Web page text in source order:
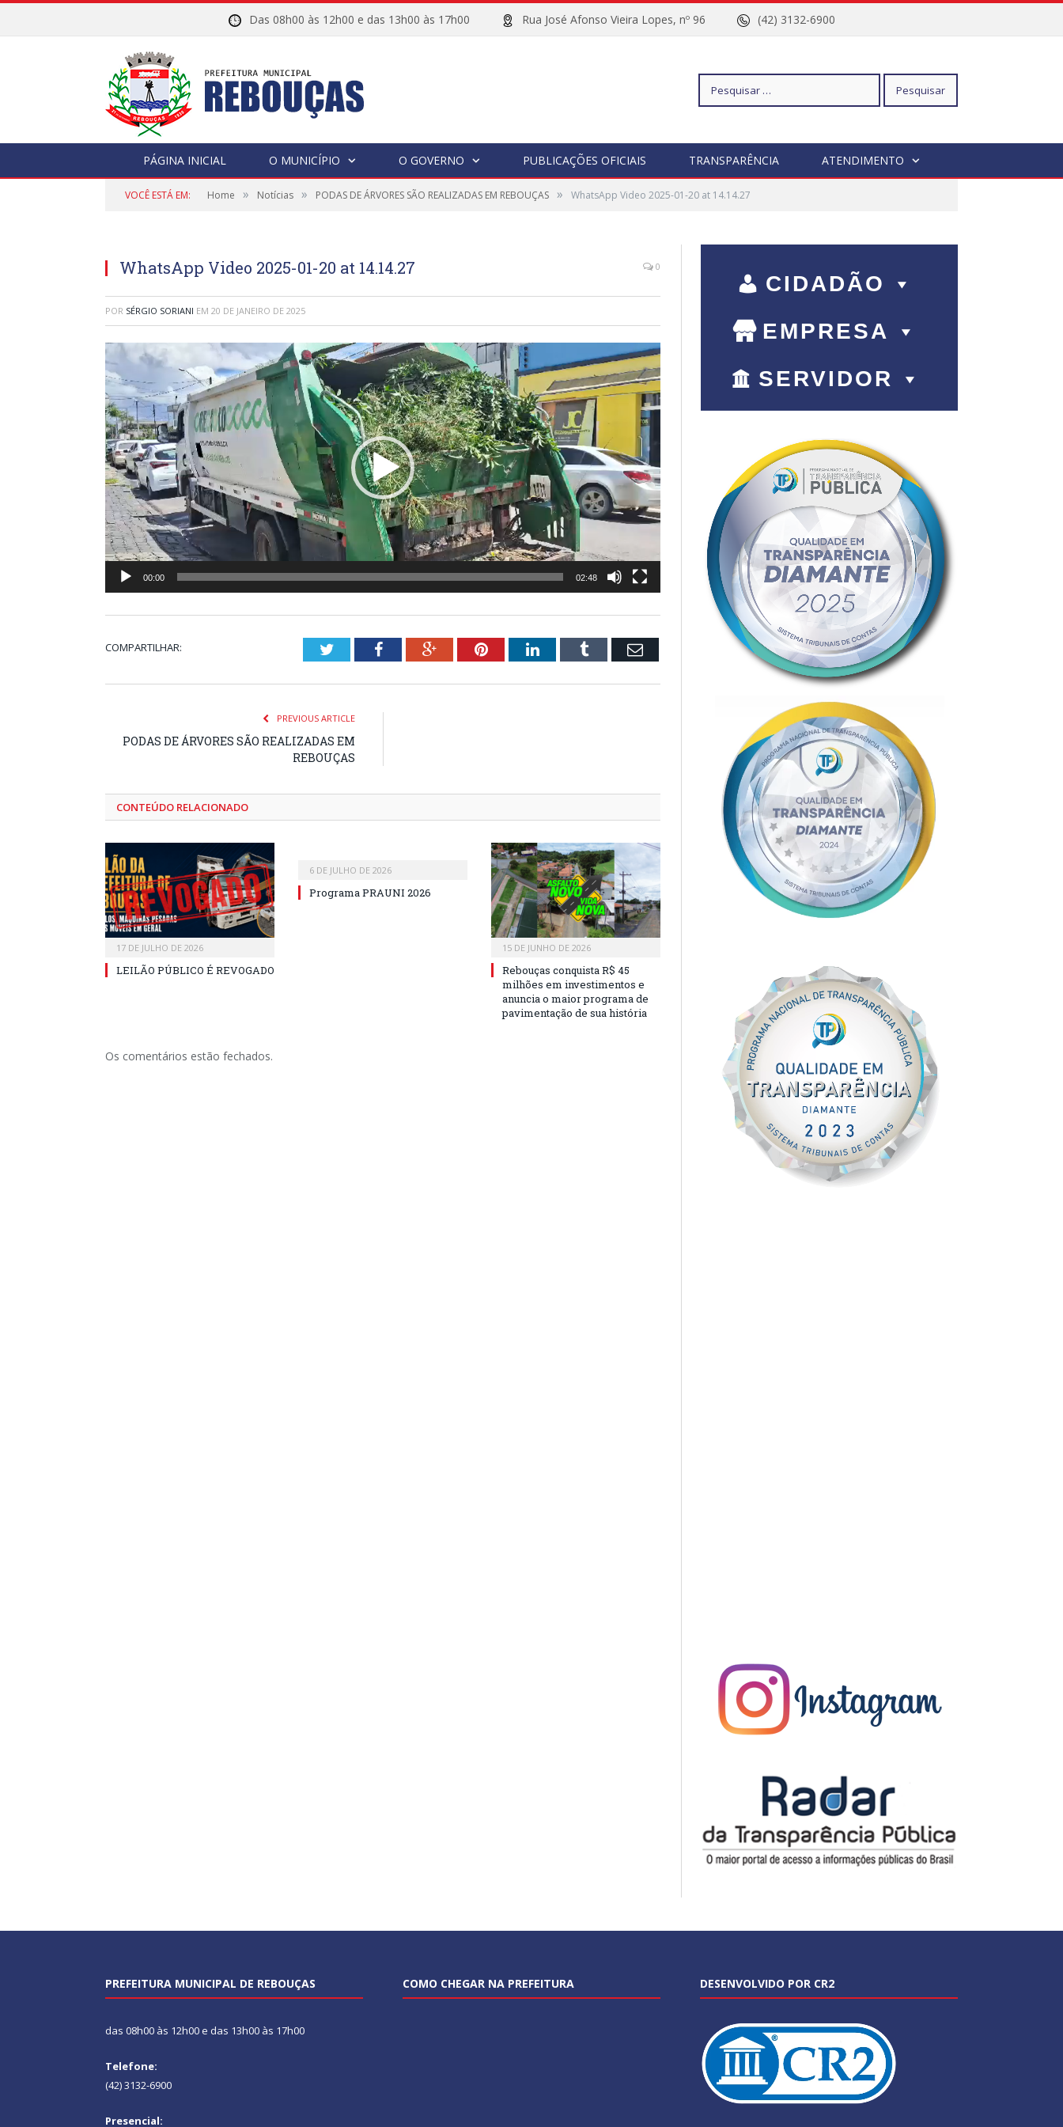
Das 08h00 às 12h00 e das 13h00 às 17h00 Rua José Afonso Vieira Lopes, nº 96 (42) 3132-6900
Pesquisar
por:
PÁGINA INICIAL O MUNICÍPIO O GOVERNO PUBLICAÇÕES OFICIAIS TRANSPARÊNCIA ATENDIMENTO
VOCÊ ESTÁ EM: Home » Notícias » PODAS DE ÁRVORES SÃO REALIZADAS EM REBOUÇAS » WhatsApp Video 2025-01-20 at 14.14.27
WhatsApp Video 2025-01-20 at 14.14.27 0
POR SÉRGIO SORIANI EM 20 DE JANEIRO DE 2025
Tocador
de
vídeo
00:00 02:48
COMPARTILHAR: TwitterFacebookGoogle+PinterestLinkedInTumblr Email
PREVIOUS ARTICLE
PODAS DE ÁRVORES SÃO REALIZADAS EM
REBOUÇAS
CONTEÚDO RELACIONADO
17 DE JULHO DE 2026
LEILÃO PÚBLICO É REVOGADO
6 DE JULHO DE 2026
Programa PRAUNI 2026
15 DE JUNHO DE 2026
Rebouças conquista R$ 45
milhões em investimentos e
anuncia o maior programa de
pavimentação de sua história
Os comentários estão fechados.
CIDADÃO
EMPRESA
SERVIDOR
PREFEITURA MUNICIPAL DE REBOUÇAS
das 08h00 às 12h00 e das 13h00 às 17h00
Telefone:
(42) 3132-6900
Presencial:
COMO CHEGAR NA PREFEITURA DESENVOLVIDO POR CR2